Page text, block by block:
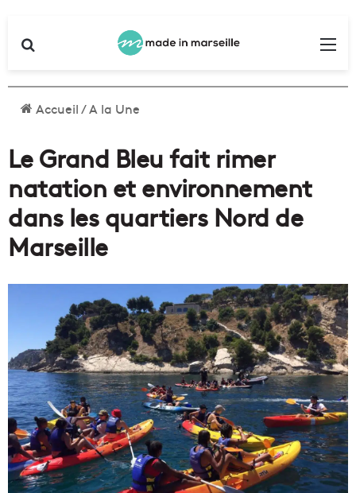
Accueil/A la Une
Le Grand Bleu fait rimer
natation et environnement
dans les quartiers Nord de
Marseille